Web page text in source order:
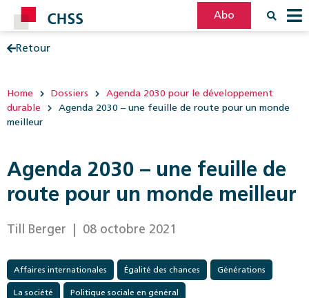
Abo
Retour
Home Dossiers
Agenda 2030 pour le développement
durable
Agenda 2030 – une feuille de route pour un monde
meilleur
Agenda 2030 – une feuille de
route pour un monde meilleur
Till Berger | 08 octobre 2021
Affaires internationales Égalité des chances Générations
La société Politique sociale en général